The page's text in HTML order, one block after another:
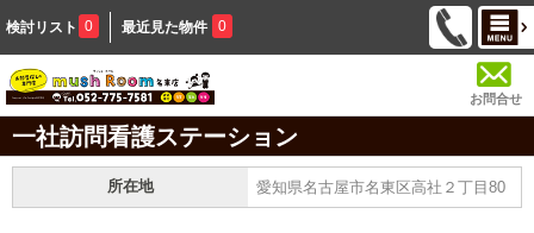
検討リスト 0 最近見た物件 0
お問合せ
一社訪問看護ステーション
所在地 愛知県名古屋市名東区高社２丁目80